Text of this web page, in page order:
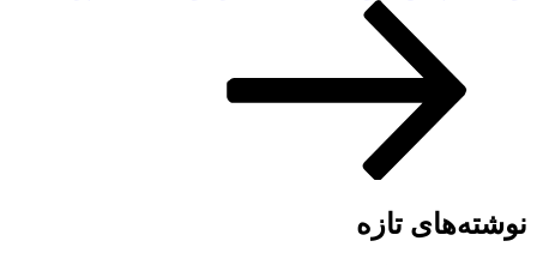
نوشته‌های تازه